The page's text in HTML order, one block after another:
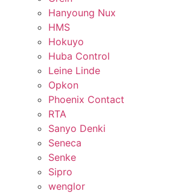
Hanyoung Nux
HMS
Hokuyo
Huba Control
Leine Linde
Opkon
Phoenix Contact
RTA
Sanyo Denki
Seneca
Senke
Sipro
wenglor